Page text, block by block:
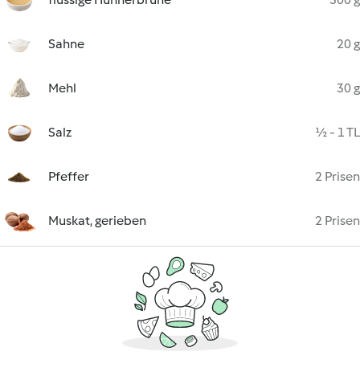
Sahne 20 g
Mehl 30 g
Salz ½ - 1 TL
Pfeffer 2 Prisen
Muskat, gerieben 2 Prisen